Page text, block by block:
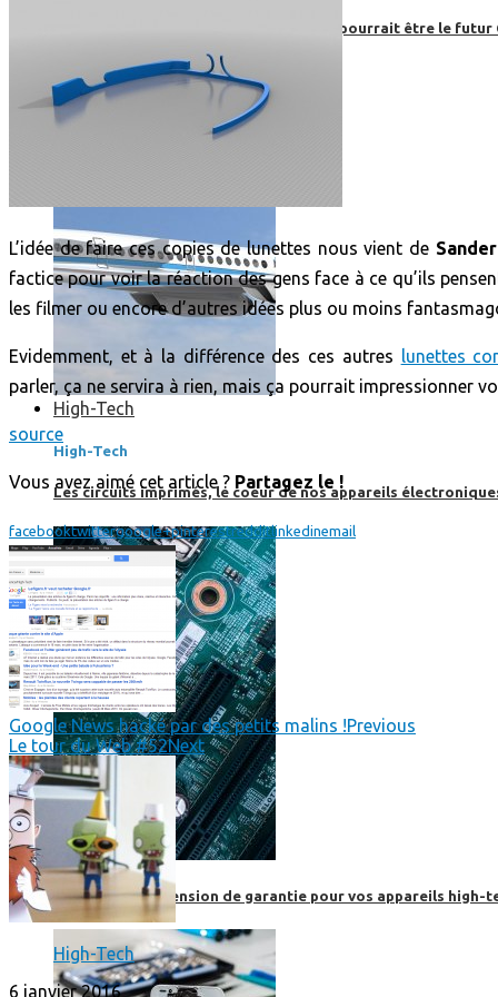
Boom, cet avion de ligne supersonique pourrait être le futur
High-Tech
High-Tech
Les circuits imprimés, le coeur de nos appareils
Prendre une extension de garantie pour vos appareils high-
L’idée de faire ces copies de lunettes nous vient de
factice pour voir la réaction des gens face à ce qu’ils
les filmer ou encore d’autres idées plus ou moins
Evidemment, et à la différence des ces autres lunettes
parler, ça ne servira à rien, mais ça pourrait impressionner
source
Vous avez aimé cet article ? Partagez le !
facebooktwittergoogle+pinterestredditlinkedinemail
Google News hacké par des petits malins !Previous
Le tour du Web #52Next
High-Tech
6 janvier 2016